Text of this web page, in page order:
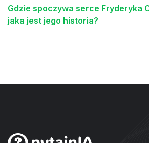
Gdzie spoczywa serce Fryderyka
jaka jest jego historia?